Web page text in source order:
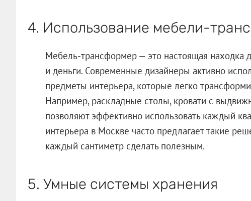
4. Использование мебели-
Мебель-трансформер — это настоящая находка
и деньги. Современные дизайнеры активно
предметы интерьера, которые легко
Например, раскладные столы, кровати с
позволяют эффективно использовать каждый
интерьера в Москве часто предлагает такие
каждый сантиметр сделать полезным.
5. Умные системы хранения